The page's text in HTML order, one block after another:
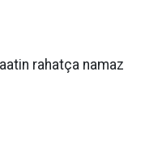
rahatça namaz